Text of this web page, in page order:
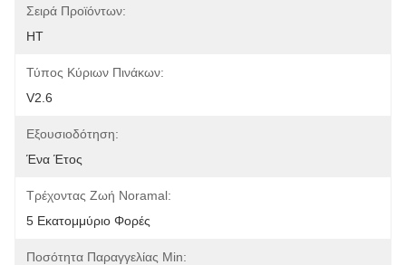
Σειρά Προϊόντων:
HT
Τύπος Κύριων Πινάκων:
V2.6
Εξουσιοδότηση:
Ένα Έτος
Τρέχοντας Ζωή Noramal:
5 Εκατομμύριο Φορές
Ποσότητα Παραγγελίας Min: